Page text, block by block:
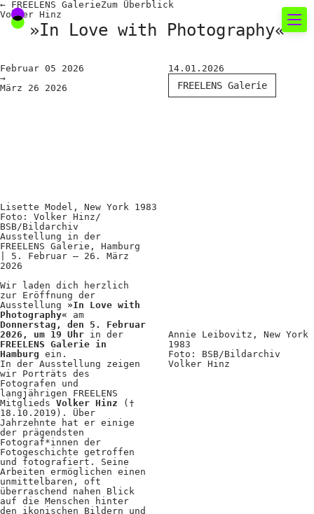
Neues rund um die
Fotografie
Showcases
Öffentlichkeit
Positionen
Verband
Fotograf*innen
Regionalgruppen
Projekte und Publikationen
Foundation
Services für
← FREELENS GalerieZum Überblick
Volker Hinz
»In Love with Photography«
Februar 05
2026
→
März
26 2026
14.01.2026
FREELENS Galerie
Lisette Model, New York 1983
Foto: Volker Hinz/
BSB/Bildarchiv
Ausstellung in der
FREELENS Galerie, Hamburg
| 5. Februar – 26. März
2026
Wir laden dich herzlich
zur Eröffnung der
Ausstellung »In Love with
Photography« am
Donnerstag, den 5. Februar
2026, um 19 Uhr in der
FREELENS Galerie in
Hamburg ein.
In der Ausstellung zeigen
wir Porträts des
Fotografen und
langjährigen FREELENS
Mitglieds Volker Hinz
(†
18.10.2019). Über
Jahrzehnte hat er einige
der prägendsten
Fotograf*innen der
Fotogeschichte getroffen
und fotografiert. Seine
Arbeiten ermöglichen einen
unmittelbaren, oft
überraschend nahen Blick
auf die Menschen hinter
den ikonischen Bildern und
Annie Leibovitz, New York
1983
Foto: BSB/Bildarchiv
Volker Hinz